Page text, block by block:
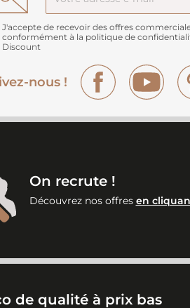
J'accepte de recevoir des offres
conformément à la politique de
Discount
nous !
Facebook
On recrute !
Découvrez nos offres en
de qualité à prix bas